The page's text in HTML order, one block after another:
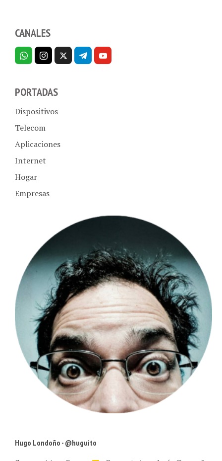
CANALES
PORTADAS
Dispositivos
Telecom
Aplicaciones
Internet
Hogar
Empresas
Hugo Londoño - @huguito
Comer y vivir en Caracas • Comparto tecnología @concafe •